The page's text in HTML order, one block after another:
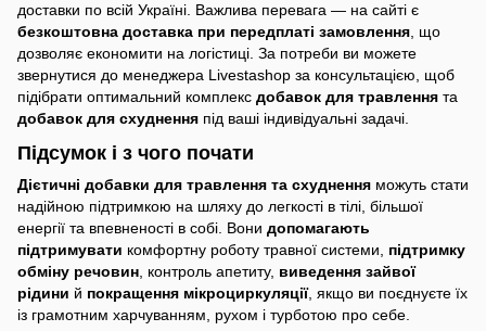
доставки по всій Україні. Важлива перевага — на сайті є
безкоштовна доставка при передплаті замовлення, що
дозволяє економити на логістиці. За потреби ви можете
звернутися до менеджера Livestashop за консультацією, щоб
підібрати оптимальний комплекс добавок для травлення та
добавок для схуднення під ваші індивідуальні задачі.
Підсумок і з чого почати
Дієтичні добавки для травлення та схуднення можуть стати
надійною підтримкою на шляху до легкості в тілі, більшої
енергії та впевненості в собі. Вони допомагають
підтримувати комфортну роботу травної системи, підтримку
обміну речовин , контроль апетиту, виведення зайвої
рідини й покращення мікроциркуляції, якщо ви поєднуєте їх
із грамотним харчуванням, рухом і турботою про себе.